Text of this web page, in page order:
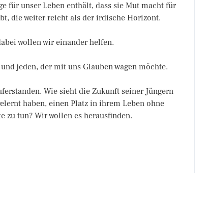
für unser Leben enthält, dass sie Mut macht für
die weiter reicht als der irdische Horizont.
wollen wir einander helfen.
jeden, der mit uns Glauben wagen möchte.
Wie sieht die Zukunft seiner Jüngern
haben, einen Platz in ihrem Leben ohne
zu tun? Wir wollen es herausfinden.